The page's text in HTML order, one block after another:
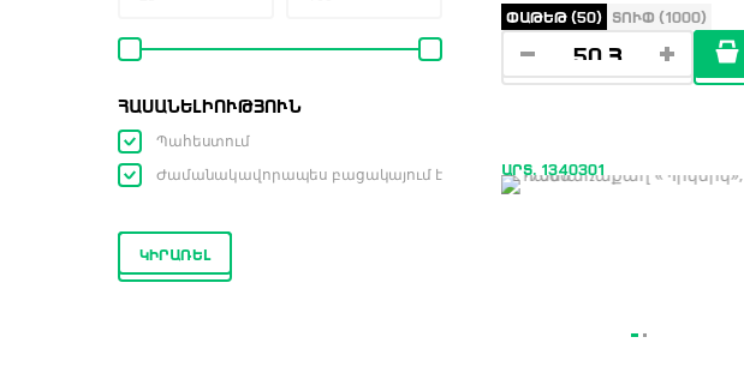
ՀԱՍԱՆԵԼԻՈՒԹՅՈՒՆ
Պահեստում
Ժամանակավորապես բացակայում է
ԿԻՐԱՌԵԼ
ՓԱԹԵԹ (50) ՏՈՒՓ (1000)
ԱՐՏ. 1340301